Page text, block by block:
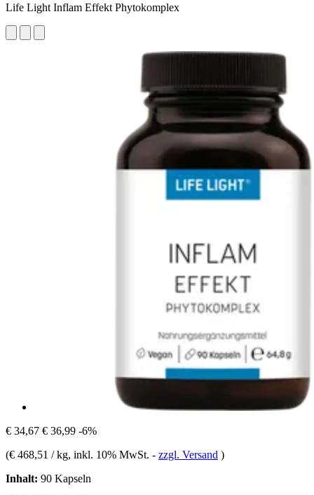
Life Light Inflam Effekt Phytokomplex
€ 34,67 € 36,99 -6%
(€ 468,51 / kg, inkl. 10% MwSt. - zzgl. Versand )
Inhalt: 90 Kapseln